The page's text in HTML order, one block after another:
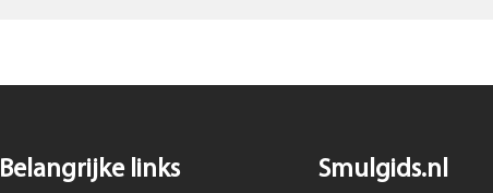
Belangrijke links Smulgids.nl